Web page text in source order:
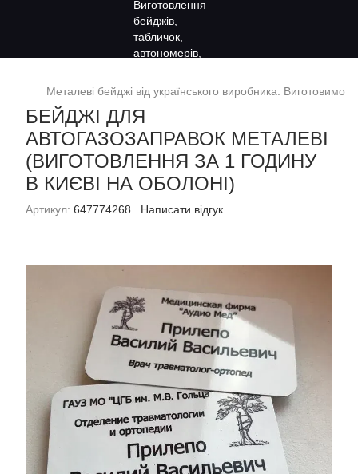
Металеві бейджі від українського виробника. Виготовимо
БЕЙДЖІ ДЛЯ
АВТОГАЗОЗАПРАВОК МЕТАЛЕВІ
(ВИГОТОВЛЕННЯ ЗА 1 ГОДИНУ
В КИЄВІ НА ОБОЛОНІ)
Артикул: 647774268 Написати відгук